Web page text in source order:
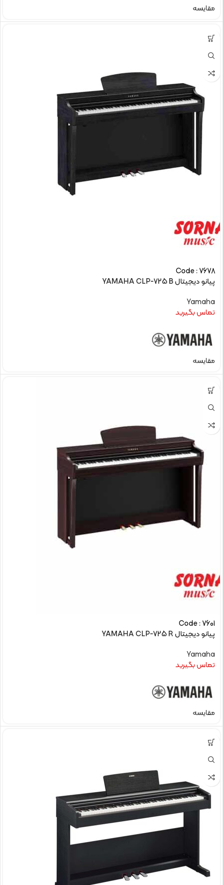
مقایسه
Code : 7678
پیانو دیجیتال YAMAHA CLP-725 B
Yamaha
تماس بگیرید
مقایسه
Code : 7601
پیانو دیجیتال YAMAHA CLP-725 R
Yamaha
تماس بگیرید
مقایسه